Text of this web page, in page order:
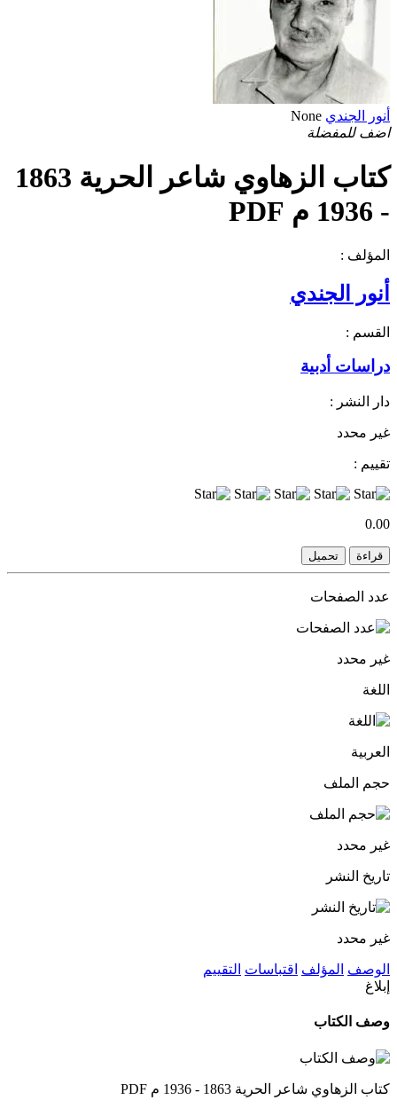
أنور الجندي None
اضف للمفضلة
كتاب الزهاوي شاعر الحرية 1863
- 1936 م PDF
المؤلف :
أنور الجندي
القسم :
دراسات أدبية
دار النشر :
غير محدد
تقييم :
0.00
قراءة تحميل
عدد الصفحات
غير محدد
اللغة
العربية
حجم الملف
غير محدد
تاريخ النشر
غير محدد
الوصف المؤلف اقتباسات التقييم
إبلاغ
وصف الكتاب
كتاب الزهاوي شاعر الحرية 1863 - 1936 م PDF